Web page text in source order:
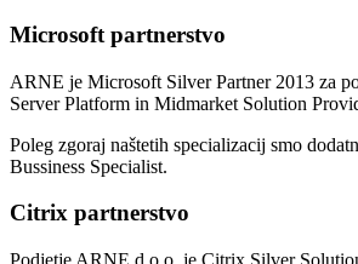
Microsoft partnerstvo
ARNE je Microsoft Silver Partner 2013 za
Server Platform in Midmarket Solution
Poleg zgoraj naštetih specializacij smo
Bussiness Specialist.
Citrix partnerstvo
Podjetje ARNE d.o.o. je Citrix Silver